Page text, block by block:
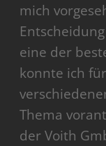
mich
eine der
konnte ich
Thema
der Voith